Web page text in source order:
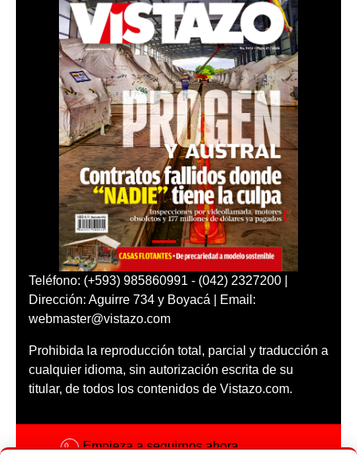
Teléfono: (+593) 985860991 - (042) 2327200 |
Dirección: Aguirre 734 y Boyacá | Email:
webmaster@vistazo.com
Prohibida la reproducción total, parcial y traducción a
cualquier idioma, sin autorización escrita de su
titular, de todos los contenidos de Vistazo.com.
Empieza a seguirnos ahora